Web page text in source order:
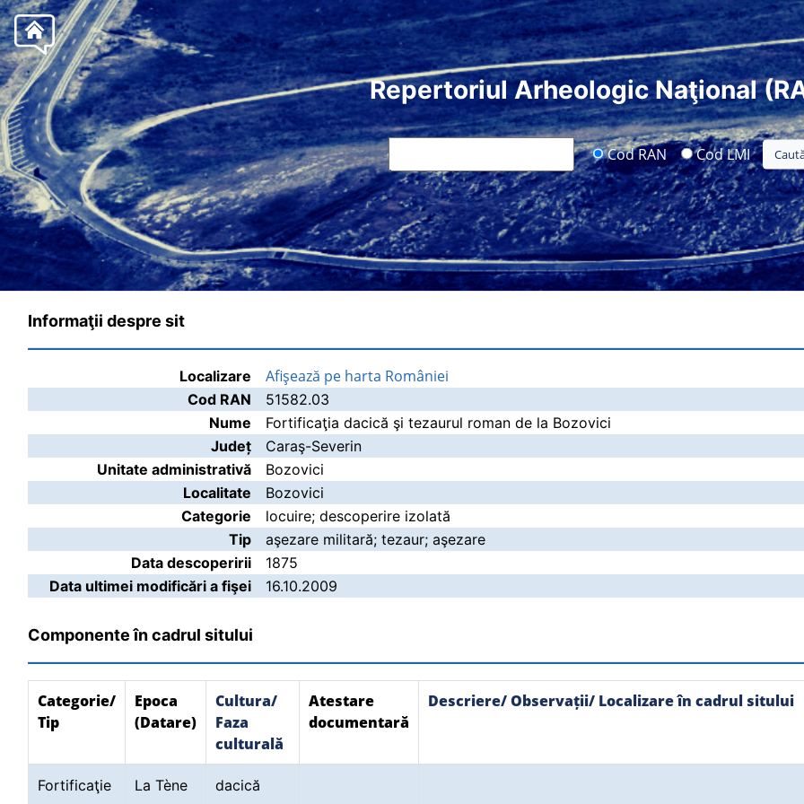
Repertoriul Arheologic Naţional
Cod RAN Cod LMI
Informaţii despre sit
Localizare Afişează pe harta României
Cod RAN
51582.03
Nume
Fortificaţia dacică şi tezaurul roman de la Bozovici
Județ
Caraş-Severin
Unitate administrativă
Bozovici
Localitate
Bozovici
Categorie
locuire; descoperire izolată
Tip
aşezare militară; tezaur; aşezare
Data descoperirii
1875
Data ultimei modificări a fişei
16.10.2009
Componente în cadrul sitului
Categorie/
Tip
Epoca
(Datare)
Cultura/
Faza
culturală
Atestare
documentară
Descriere/ Observații/ Localizare în cadrul sitului
Fortificaţie La Tène dacică